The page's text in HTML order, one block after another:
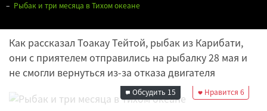
Рыбак и три месяца в Тихом океане
Как рассказал Тоакау Тейтой, рыбак из Карибати,
они с приятелем отправились на рыбалку 28 мая и
не смогли вернуться из-за отказа двигателя
Редакция
15 сентября 2012
11:00
Нравится 6
Обсудить 15